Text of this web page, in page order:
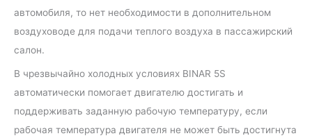
автомобиля, то нет необходимости в дополнительном
воздуховоде для подачи теплого воздуха в пассажирский
салон.
В чрезвычайно холодных условиях BINAR 5S
автоматически помогает двигателю достигать и
поддерживать заданную рабочую температуру, если
рабочая температура двигателя не может быть достигнута